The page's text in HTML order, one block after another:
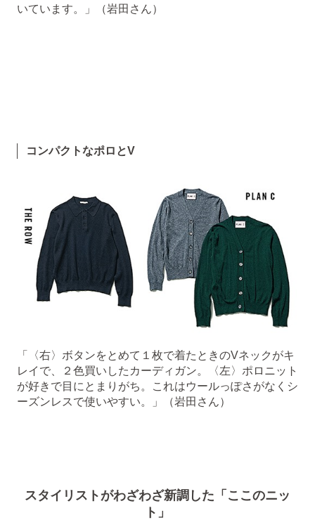
いています。」（岩田さん）
コンパクトなポロとV
「〈右〉ボタンをとめて１枚で着たときのVネックがキ
レイで、２色買いしたカーディガン。〈左〉ポロニット
が好きで目にとまりがち。これはウールっぽさがなくシ
ーズンレスで使いやすい。」（岩田さん）
スタイリストがわざわざ新調した「ここのニッ
ト」